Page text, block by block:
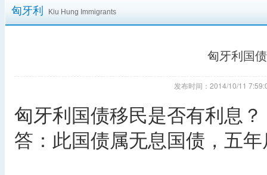
匈牙利 Kiu Hung Immigrants
匈牙利国
发布时间：2014/10/11
匈牙利国债移民是否有利息？
答：此国债属无息国债，五